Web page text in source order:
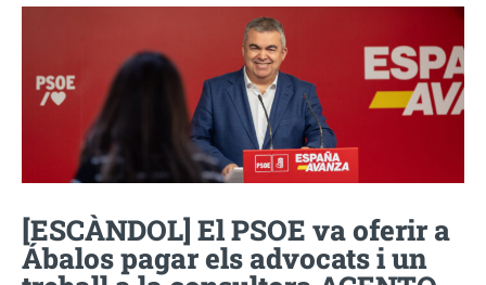
[ESCÀNDOL] El PSOE va oferir a
Ábalos pagar els advocats i un